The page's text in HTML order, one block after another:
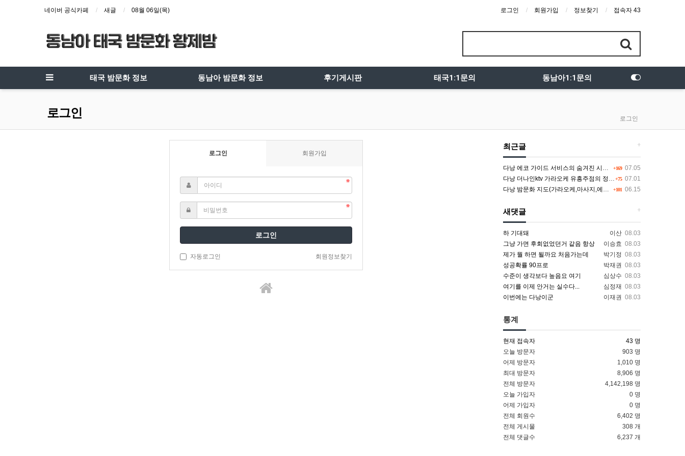
네이버 공식카페 새글 08월 06일(목) 로그인 회원가입 정보찾기 접속자 43
태국 밤문화 정보 동남아 밤문화 정보 후기게시판 태국1:1문의 동남아1:1문의
로그인 로그인
로그인 회원가입
로그인
자동로그인 회원정보찾기
+
최근글
+169 07.05
다낭 에코 가이드 서비스의 숨겨진 시스템과 다채로운 인력 풀의 진실
+75 07.01
다낭 더나인ktv 가라오케 유흥주점의 정석을 찾고 있다면 여기
+101 06.15
다낭 밤문화 지도(가라오케,마사지,에코걸,토킹바,클럽) 유흥별 가격 및 후기공유
+
새댓글
이산 08.03
하 기대돼
이승효 08.03
그냥 가면 후회없었던거 같음 항상
박기정 08.03
제가 뭘 하면 될까요 처음가는데
박재권 08.03
성공확률 90프로
심상수 08.03
수준이 생각보다 높음요 여기
심정재 08.03
여기를 이제 안거는 실수다...
이재권 08.03
이번에는 다낭이군
통계
현재 접속자
43 명
오늘 방문자
903 명
어제 방문자
1,010 명
최대 방문자
8,906 명
전체 방문자
4,142,198 명
오늘 가입자
0 명
어제 가입자
0 명
전체 회원수
6,402 명
전체 게시물
308 개
전체 댓글수
6,237 개